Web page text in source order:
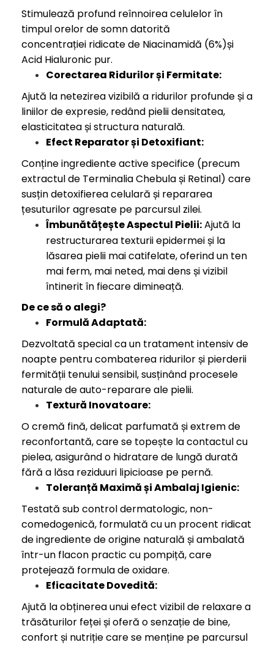
Stimulează profund reînnoirea celulelor în
timpul orelor de somn datorită
concentrației ridicate de Niacinamidă (6%)și
Acid Hialuronic pur.
Corectarea Ridurilor și Fermitate:
Ajută la netezirea vizibilă a ridurilor profunde și a
liniilor de expresie, redând pielii densitatea,
elasticitatea și structura naturală.
Efect Reparator și Detoxifiant:
Conține ingrediente active specifice (precum
extractul de Terminalia Chebula și Retinal) care
susțin detoxifierea celulară și repararea
țesuturilor agresate pe parcursul zilei.
Îmbunătățește Aspectul Pielii:Ajută la
restructurarea texturii epidermei și la
lăsarea pielii mai catifelate, oferind un ten
mai ferm, mai neted, mai dens și vizibil
întinerit în fiecare dimineață.
De ce să o alegi?
Formulă Adaptată:
Dezvoltată special ca un tratament intensiv de
noapte pentru combaterea ridurilor și pierderii
fermității tenului sensibil, susținând procesele
naturale de auto-reparare ale pielii.
Textură Inovatoare:
O cremă fină, delicat parfumată și extrem de
reconfortantă, care se topește la contactul cu
pielea, asigurând o hidratare de lungă durată
fără a lăsa reziduuri lipicioase pe pernă.
Toleranță Maximă și Ambalaj Igienic:
Testată sub control dermatologic, non-
comedogenică, formulată cu un procent ridicat
de ingrediente de origine naturală și ambalată
într-un flacon practic cu pompiță, care
protejează formula de oxidare.
Eficacitate Dovedită:
Ajută la obținerea unui efect vizibil de relaxare a
trăsăturilor feței și oferă o senzație de bine,
confort și nutriție care se menține pe parcursul